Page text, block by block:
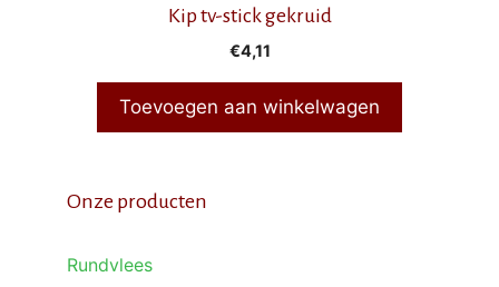
Kip tv-stick gekruid
€4,11
Toevoegen aan winkelwagen
Onze producten
Rundvlees